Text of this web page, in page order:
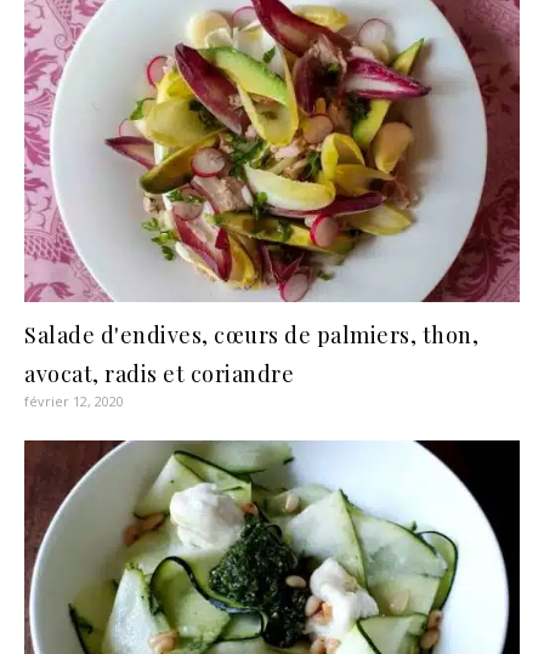
Salade d'endives, cœurs de palmiers, thon,
avocat, radis et coriandre
février 12, 2020